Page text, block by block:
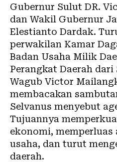
Gubernur Sulut DR.
dan Wakil Gubernur
Elestianto Dardak.
perwakilan Kamar
Badan Usaha Milik
Perangkat Daerah
Wagub Victor
membacakan
Selvanus menyebut
Tujuannya
ekonomi, memperluas
usaha, dan turut
daerah.